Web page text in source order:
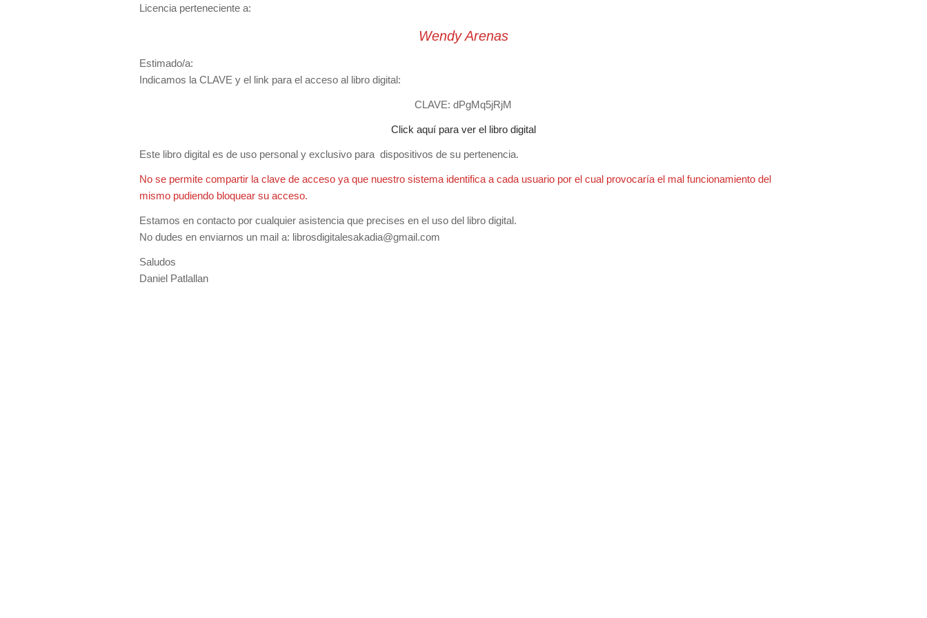
Licencia perteneciente a:
Wendy Arenas
Estimado/a:
Indicamos la CLAVE y el link para el acceso al libro digital:
CLAVE: dPgMq5jRjM
Click aquí para ver el libro digital
Este libro digital es de uso personal y exclusivo para dispositivos de su pertenencia.
No se permite compartir la clave de acceso ya que nuestro sistema identifica a cada usuario por el cual provocaría el mal funcionamiento del
mismo pudiendo bloquear su acceso.
Estamos en contacto por cualquier asistencia que precises en el uso del libro digital.
No dudes en enviarnos un mail a: librosdigitalesakadia@gmail.com
Saludos
Daniel Patlallan